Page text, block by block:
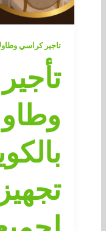
تاجير كراسي وطاولات |65080771 |